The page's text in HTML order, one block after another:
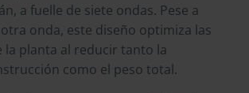
a fuelle de siete ondas. Pese a
onda, este diseño optimiza las
la planta al reducir tanto la
como el peso total.